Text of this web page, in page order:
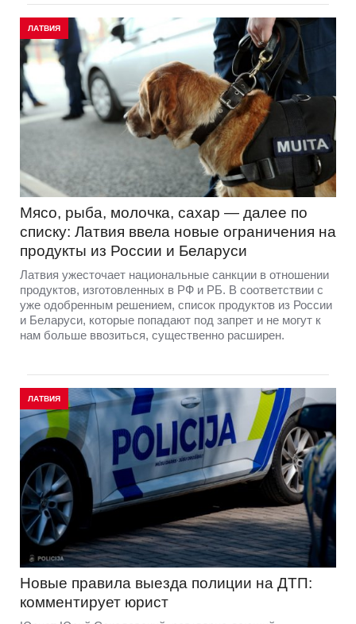
ЛАТВИЯ
Мясо, рыба, молочка, сахар — далее по
списку: Латвия ввела новые ограничения на
продукты из России и Беларуси
Латвия ужесточает национальные санкции в отношении
продуктов, изготовленных в РФ и РБ. В соответствии с
уже одобренным решением, список продуктов из России
и Беларуси, которые попадают под запрет и не могут к
нам больше ввозиться, существенно расширен.
ЛАТВИЯ
Новые правила выезда полиции на ДТП:
комментирует юрист